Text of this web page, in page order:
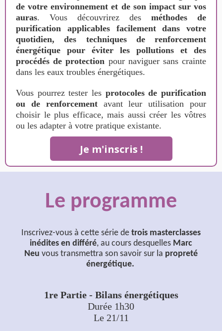
de votre environnement et de son impact sur vos
auras. Vous découvrirez des méthodes de
purification applicables facilement dans votre
quotidien, des techniques de renforcement
énergétique pour éviter les pollutions et des
procédés de protection pour naviguer sans crainte
dans les eaux troubles énergétiques.
Vous pourrez tester les protocoles de purification
ou de renforcementavant leur utilisation pour
choisir le plus efficace, mais aussi créer les vôtres
ou les adapter à votre pratique existante.
Je m'inscris !
Le programme
Inscrivez-vous à cette série de trois masterclasses
inédites en différé, au cours desquelles Marc
Neu vous transmettra son savoir sur la propreté
énergétique.
1re Partie - Bilans énergétiques
Durée 1h30
Le 21/11